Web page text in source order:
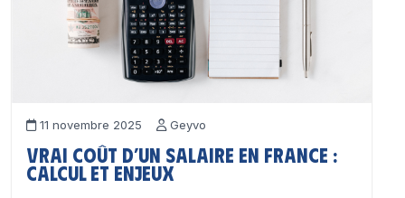
11 novembre 2025 Geyvo
Vrai coût d’un salaire en France :
calcul et enjeux